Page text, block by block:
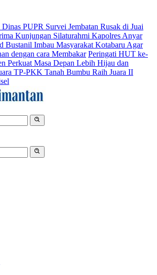
PUPR Survei Jembatan Rusak di Juai
Kunjungan Silaturahmi Kapolres Anyar
Bustanil Imbau Masyarakat Kotabaru Agar
dengan cara Membakar Peringati HUT ke-
Perkuat Masa Depan Lebih Hijau dan
TP-PKK Tanah Bumbu Raih Juara II